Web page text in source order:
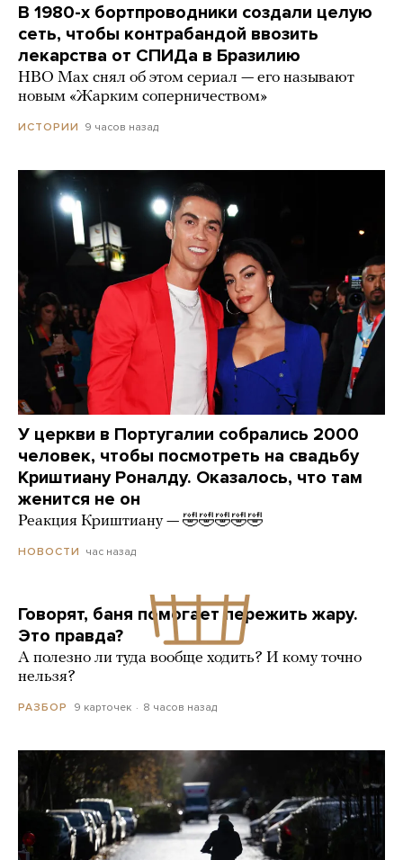
В 1980-х бортпроводники создали целую
сеть, чтобы контрабандой ввозить
лекарства от СПИДа в Бразилию
HBO Max снял об этом сериал — его называют
новым «Жарким соперничеством»
ИСТОРИИ 9 часов назад
У церкви в Португалии собрались 2000
человек, чтобы посмотреть на свадьбу
Криштиану Роналду. Оказалось, что там
женится не он
Реакция Криштиану — 🤣🤣🤣🤣🤣
НОВОСТИ час назад
Говорят, баня помогает пережить жару.
Это правда?
А полезно ли туда вообще ходить? И кому точно
нельзя?
РАЗБОР 9 карточек 8 часов назад